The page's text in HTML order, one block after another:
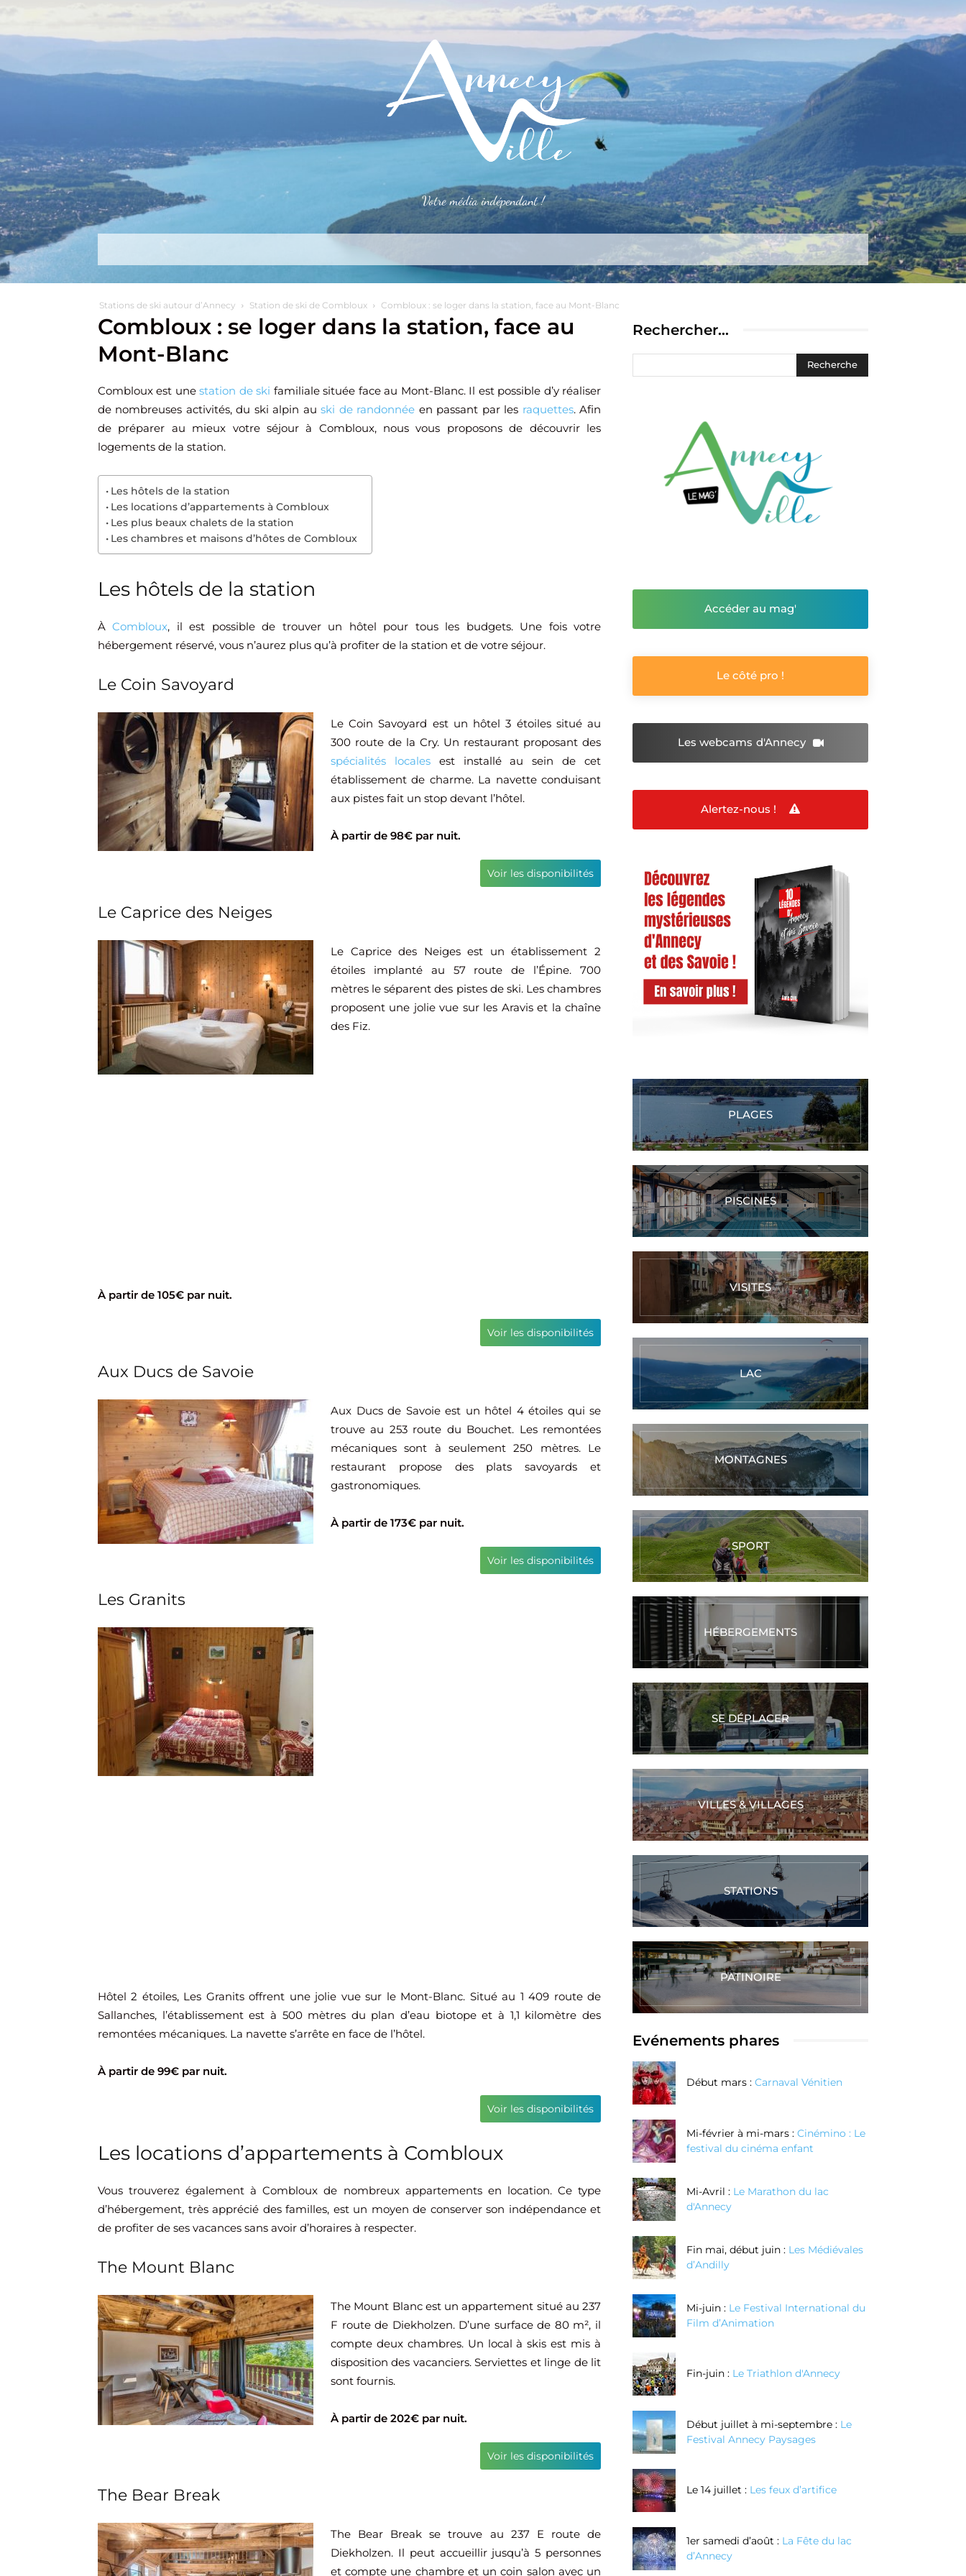
Votre média indépendant !
Alertez-nous Plus
Stations de ski autour d’Annecy Station de ski de Combloux Combloux : se loger dans la station, face au Mont-Blanc
Combloux : se loger dans la station, face au
Mont-Blanc
Combloux est unestation de ski familiale située face au Mont-Blanc. Il est possible d’y réaliser
de nombreuses activités, du ski alpin auski de randonnée en passant par les raquettes. Afin
de préparer au mieux votre séjour à Combloux, nous vous proposons de découvrir les
logements de la station.
Les hôtels de la station
Les locations d’appartements à Combloux
Les plus beaux chalets de la station
Les chambres et maisons d’hôtes de Combloux
Les hôtels de la station
ÀCombloux, il est possible de trouver un hôtel pour tous les budgets. Une fois votre
hébergement réservé, vous n’aurez plus qu’à profiter de la station et de votre séjour.
Le Coin Savoyard
Le Coin Savoyard est un hôtel 3 étoiles situé au
300 route de la Cry. Un restaurant proposant des
spécialités localesest installé au sein de cet
établissement de charme. La navette conduisant
aux pistes fait un stop devant l’hôtel.
À partir de 98€ par nuit.
Voir les disponibilités
Le Caprice des Neiges
Le Caprice des Neiges est un établissement 2
étoiles implanté au 57 route de l’Épine. 700
mètres le séparent des pistes de ski. Les chambres
proposent une jolie vue sur les Aravis et la chaîne
des Fiz.
À partir de 105€ par nuit.
Voir les disponibilités
Aux Ducs de Savoie
Aux Ducs de Savoie est un hôtel 4 étoiles qui se
trouve au 253 route du Bouchet. Les remontées
mécaniques sont à seulement 250 mètres. Le
restaurant propose des plats savoyards et
gastronomiques.
À partir de 173€ par nuit.
Voir les disponibilités
Les Granits
Hôtel 2 étoiles, Les Granits offrent une jolie vue sur le Mont-Blanc. Situé au 1 409 route de
Sallanches, l’établissement est à 500 mètres du plan d’eau biotope et à 1,1 kilomètre des
remontées mécaniques. La navette s’arrête en face de l’hôtel.
À partir de 99€ par nuit.
Voir les disponibilités
Les locations d’appartements à Combloux
Vous trouverez également à Combloux de nombreux appartements en location. Ce type
d’hébergement, très apprécié des familles, est un moyen de conserver son indépendance et
de profiter de ses vacances sans avoir d’horaires à respecter.
The Mount Blanc
The Mount Blanc est un appartement situé au 237
F route de Diekholzen. D’une surface de 80 m², il
compte deux chambres. Un local à skis est mis à
disposition des vacanciers. Serviettes et linge de lit
sont fournis.
À partir de 202€ par nuit.
Voir les disponibilités
The Bear Break
The Bear Break se trouve au 237 E route de
Diekholzen. Il peut accueillir jusqu’à 5 personnes
et compte une chambre et un coin salon avec un
Rechercher…
Accéder au mag'
Le côté pro !
Les webcams d'Annecy
Alertez-nous !
PLAGES
PISCINES
VISITES
LAC
MONTAGNES
SPORT
HÉBERGEMENTS
SE DÉPLACER
VILLES & VILLAGES
STATIONS
PATINOIRE
Evénements phares
Début mars : Carnaval Vénitien
Mi-février à mi-mars : Cinémino : Le
festival du cinéma enfant
Mi-Avril : Le Marathon du lac
d'Annecy
Fin mai, début juin : Les Médiévales
d’Andilly
Mi-juin : Le Festival International du
Film d’Animation
Fin-juin : Le Triathlon d'Annecy
Début juillet à mi-septembre : Le
Festival Annecy Paysages
Le 14 juillet : Les feux d’artifice
1er samedi d’août : La Fête du lac
d’Annecy